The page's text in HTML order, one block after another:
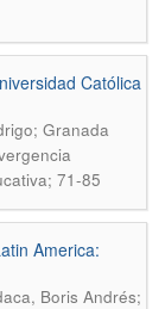
Católica
Granada
71-85
America:
Boris Andrés;